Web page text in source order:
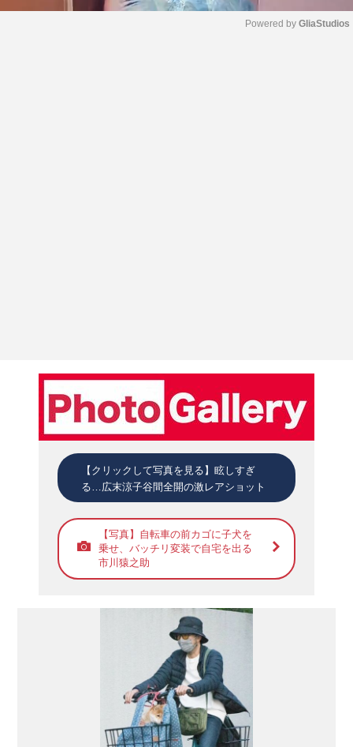
Powered by GliaStudios
【クリックして写真を見る】眩しすぎ
る…広末涼子谷間全開の激レアショット
【写真】自転車の前カゴに子犬を
乗せ、バッチリ変装で自宅を出る
市川猿之助